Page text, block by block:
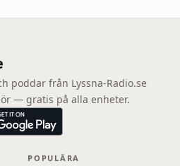
poddar från Lyssna-Radio.se
— gratis på alla enheter.
POPULÄRA